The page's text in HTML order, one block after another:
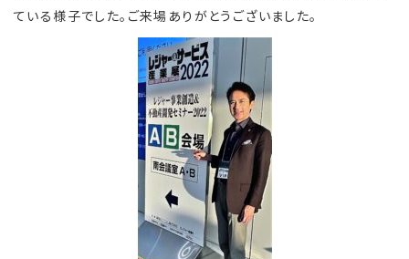
ている様子でした。ご来場ありがとうございました。